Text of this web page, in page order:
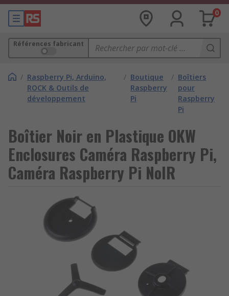
0
Références fabricant
/ Raspberry Pi, Arduino,
ROCK & Outils de
développement
/ Boutique
Raspberry
Pi
/ Boîtiers
pour
Raspberry
Pi
Boîtier Noir en Plastique OKW
Enclosures Caméra Raspberry Pi,
Caméra Raspberry Pi NoIR